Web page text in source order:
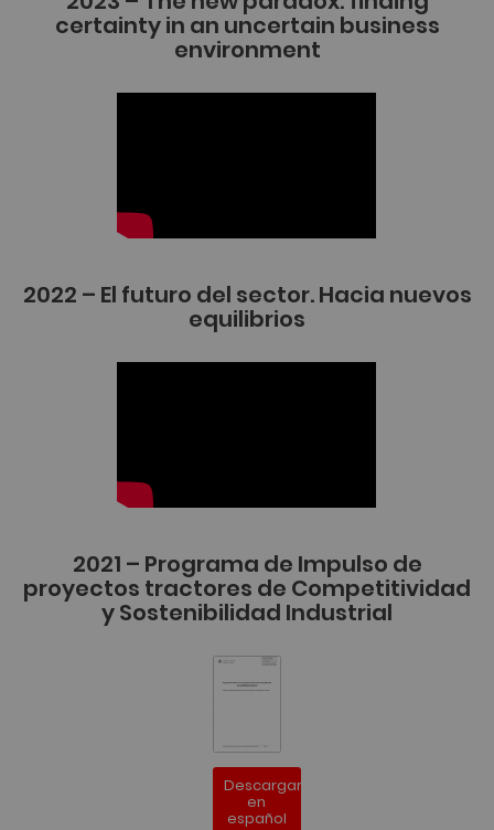
certainty in an uncertain business
environment
2022 – El futuro del sector. Hacia nuevos
equilibrios
2021 – Programa de Impulso de
proyectos tractores de Competitividad
y Sostenibilidad Industrial
Descargar
en
español